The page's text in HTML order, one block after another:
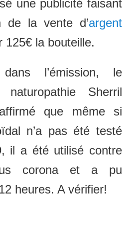
une publicité faisant
de la vente d’argent
125€ la bouteille.
dans l’émission, le
Sherril
que même si
n’a pas été testé
il a été utilisé contre
corona et a pu
heures. A vérifier!